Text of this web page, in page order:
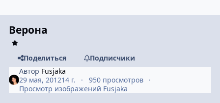
Верона
Поделиться
Подписчики
Автор Fusjaka
29 мая, 201214 г.
950 просмотров
Просмотр изображений Fusjaka